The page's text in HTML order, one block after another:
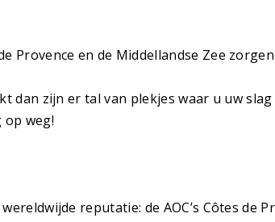
en de Middellandse Zee
zijn er tal van plekjes waar u uw
weg!
reputatie: de AOC’s Côtes de